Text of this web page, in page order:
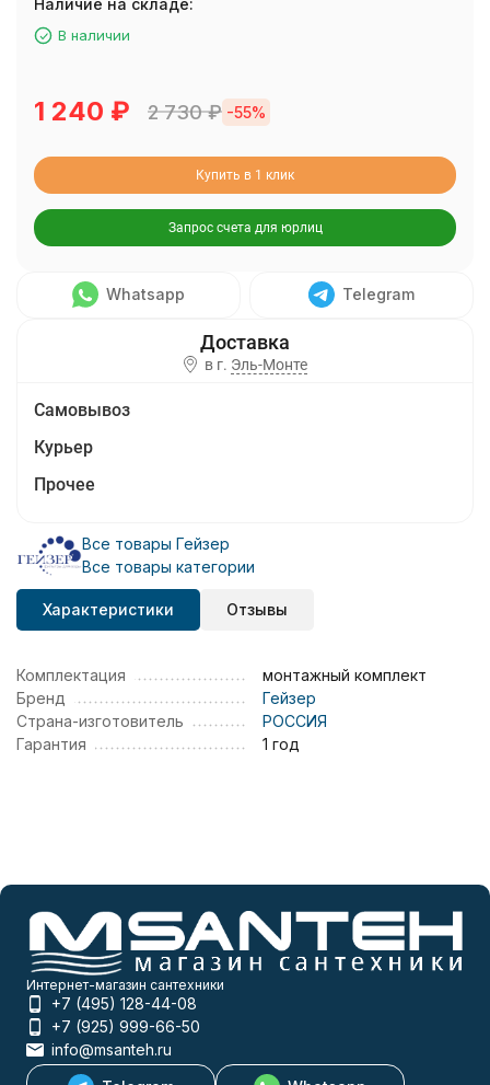
Наличие на складе:
В наличии
1 240 ₽ 2 730₽ -55%
Купить в 1 клик
Запрос счета для юрлиц
Whatsapp Telegram
в г. Эль-Монте
Самовывоз
Курьер
Прочее
Все товары Гейзер
Все товары категории
Характеристики Отзывы
Комплектация
монтажный комплект
Бренд
Гейзер
Страна-изготовитель
РОССИЯ
Гарантия
1 год
Интернет-магазин сантехники
+7 (495) 128-44-08
+7 (925) 999-66-50
info@msanteh.ru